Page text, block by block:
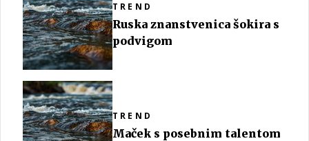
TREND
Ruska znanstvenica šokira s
podvigom
TREND
Maček s posebnim talentom